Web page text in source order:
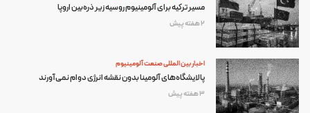
مسیر ترکیه برای آلومینیوم روسیه زیر ذره‌بین اروپا
2 هفته پیش
اخبار بین المللی صنعت آلومینیوم
پالایشگاه‌های آلومینا بدون نقشه انرژی دوام نمی‌آورند
3 هفته پیش